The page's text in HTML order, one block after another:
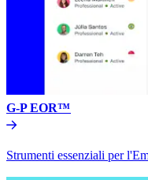
G-P EOR™​​
Strumenti essenziali per